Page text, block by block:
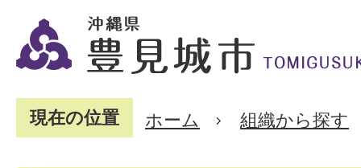
現在の位置 ホーム 組織から探す